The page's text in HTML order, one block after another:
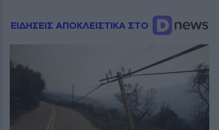
ΕΙΔΗΣΕΙΣ ΑΠΟΚΛΕΙΣΤΙΚΑ ΣΤΟ